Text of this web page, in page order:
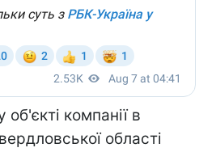
компанії в
області